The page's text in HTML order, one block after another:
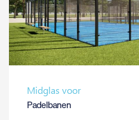
Midglas voor
Padelbanen